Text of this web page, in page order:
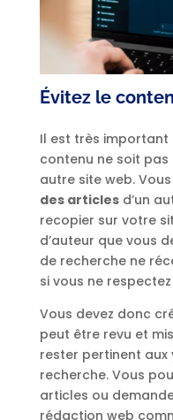
Évitez le
Il est très important
contenu ne soit pas
autre site web.
des articlesd’un
recopier sur votre
d’auteur que vous
de recherche ne
si vous ne
Vous devez donc
peut être revu et
rester pertinent aux
recherche. Vous
articles ou
rédaction web